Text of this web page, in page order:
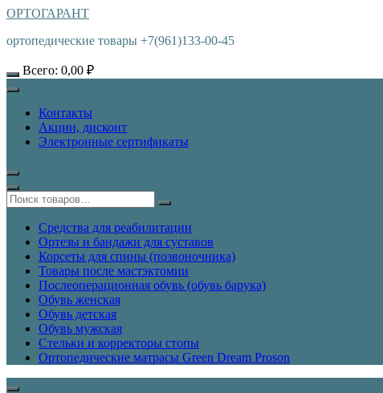
ОРТОГАРАНТ
ортопедические товары +7(961)133-00-45
Всего: 0,00 ₽
Контакты
Акции, дисконт
Электронные сертификаты
Средства для реабилитации
Ортезы и бандажи для суставов
Корсеты для спины (позвоночника)
Товары после мастэктомии
Послеоперационная обувь (обувь барука)
Обувь женская
Обувь детская
Обувь мужская
Стельки и корректоры стопы
Ортопедические матрасы Green Dream Proson